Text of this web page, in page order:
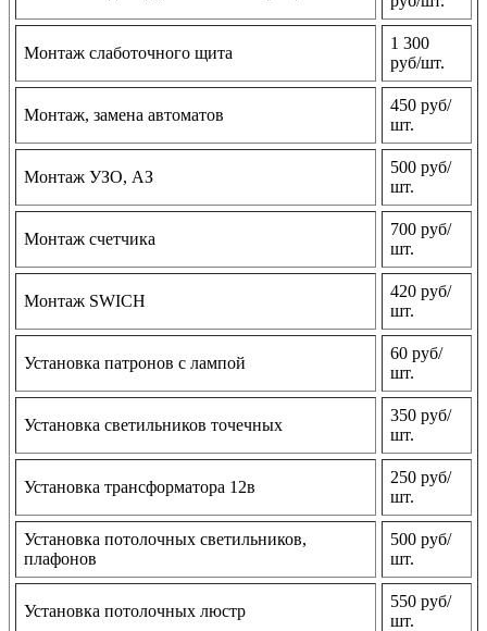
Монтаж слаботочного щита
1 300
руб/шт.
Монтаж, замена автоматов
450 руб/
шт.
Монтаж УЗО, АЗ
500 руб/
шт.
Монтаж счетчика
700 руб/
шт.
Монтаж SWICH
420 руб/
шт.
Установка патронов с лампой
60 руб/
шт.
Установка светильников точечных
350 руб/
шт.
Установка трансформатора 12в
250 руб/
шт.
Установка потолочных светильников,
плафонов
500 руб/
шт.
Установка потолочных люстр
550 руб/
шт.